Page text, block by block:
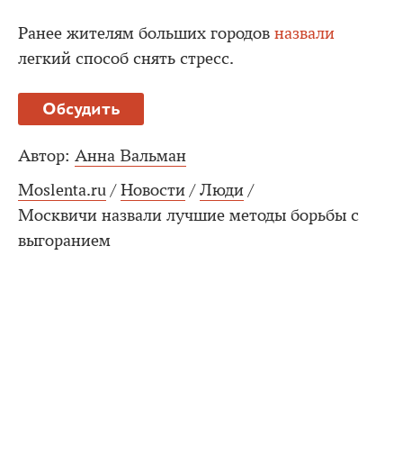
Ранее жителям больших городов назвали
легкий способ снять стресс.
Обсудить
Автор: Анна Вальман
Moslenta.ru / Новости / Люди /
Москвичи назвали лучшие методы борьбы с
выгоранием